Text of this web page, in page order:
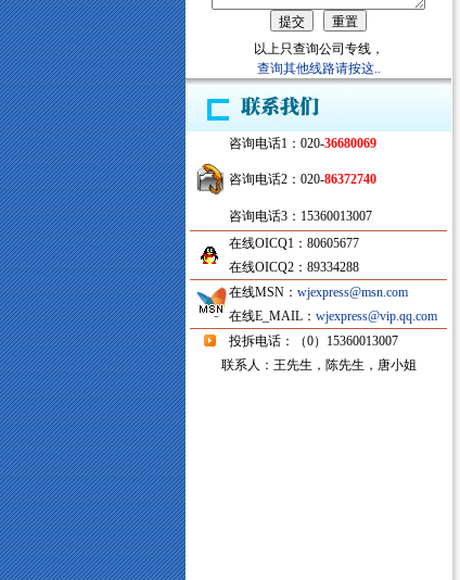
以上只查询公司专线，
查询其他线路请按这..
咨询电话1：020-36680069
咨询电话2：020-86372740
咨询电话3：15360013007
在线OICQ1：80605677
在线OICQ2：89334288
在线MSN： wjexpress@msn.com
在线E_MAIL： wjexpress@vip.qq.com
投拆电话：（0）15360013007
联系人：王先生，陈先生，唐小姐